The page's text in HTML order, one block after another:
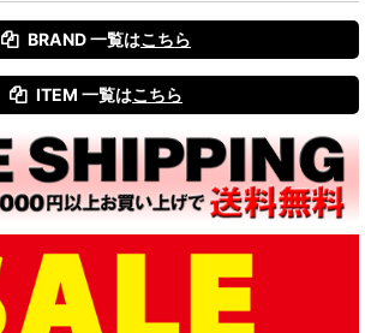
BRAND 一覧はこちら
ITEM 一覧はこちら